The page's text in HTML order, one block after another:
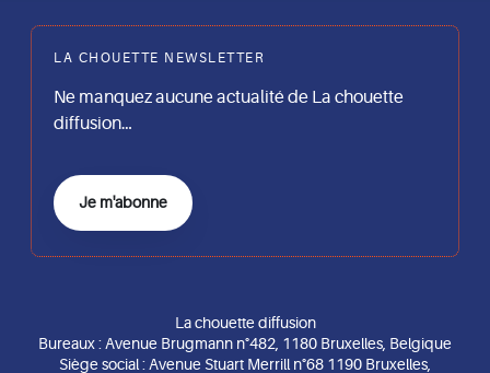
LA CHOUETTE NEWSLETTER
Ne manquez aucune actualité de La chouette
diffusion…
Je m'abonne
La chouette diffusion
Bureaux : Avenue Brugmann n°482, 1180 Bruxelles, Belgique
Siège social : Avenue Stuart Merrill n°68 1190 Bruxelles,